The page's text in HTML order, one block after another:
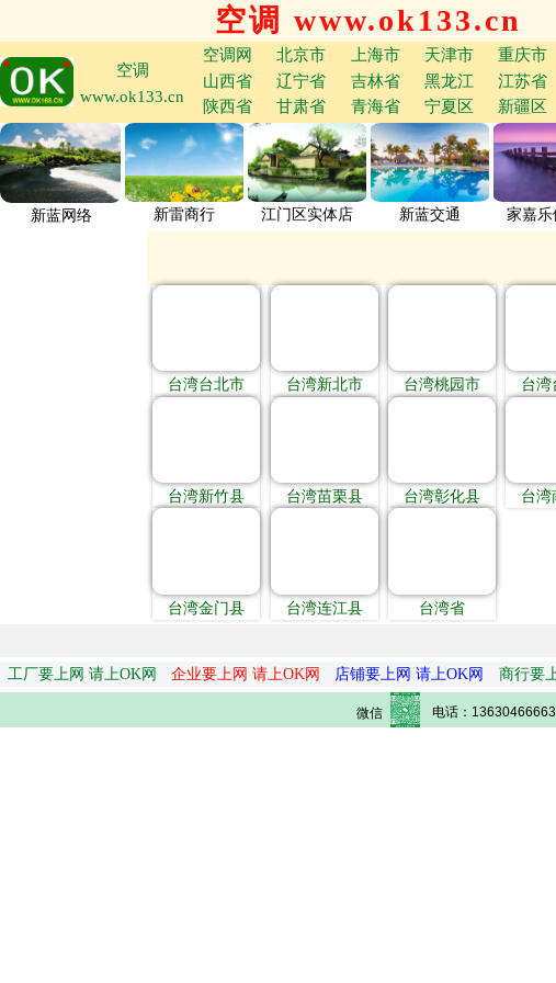
空调 www.ok133.cn
空调
www.ok133.cn
空调网 北京市 上海市 天津市 重庆市
山西省
辽宁省 吉林省 黑龙江 江苏省
陕西省
甘肃省 青海省 宁夏区 新疆区
新蓝网络 新雷商行 江门区实体店 新蓝交通 家嘉
台湾台北市 台湾新北市 台湾桃园市 台湾
台湾新竹县 台湾苗栗县 台湾彰化县 台湾
台湾金门县 台湾连江县
台湾省
工厂要上网 请上OK网
企业要上网 请上OK网 店铺要上网 请上OK网 商行要
微信 电话：13630466663